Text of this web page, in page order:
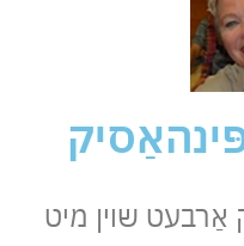
אַרבעט שױן מיט